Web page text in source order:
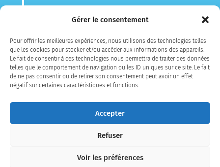
Gérer le consentement
Pour offrir les meilleures expériences, nous utilisons des technologies telles
que les cookies pour stocker et/ou accéder aux informations des appareils.
Le fait de consentir à ces technologies nous permettra de traiter des données
telles que le comportement de navigation ou les ID uniques sur ce site. Le fait
de ne pas consentir ou de retirer son consentement peut avoir un effet
négatif sur certaines caractéristiques et fonctions.
Accepter
Refuser
Voir les préférences
SAINT-LAURENT-DES-AUTELS
SAINT-SAUVEUR-DE-LANDEMONT
CONTACTEZ-NOUS